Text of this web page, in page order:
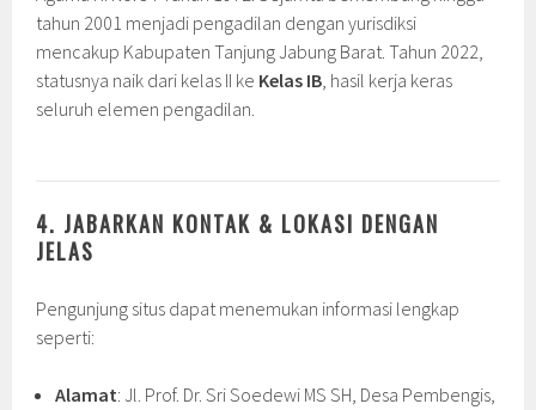
tahun 2001 menjadi pengadilan dengan yurisdiksi
mencakup Kabupaten Tanjung Jabung Barat. Tahun 2022,
statusnya naik dari kelas II ke Kelas IB, hasil kerja keras
seluruh elemen pengadilan.
4. JABARKAN KONTAK & LOKASI DENGAN
JELAS
Pengunjung situs dapat menemukan informasi lengkap
seperti:
Alamat: Jl. Prof. Dr. Sri Soedewi MS SH, Desa Pembengis,